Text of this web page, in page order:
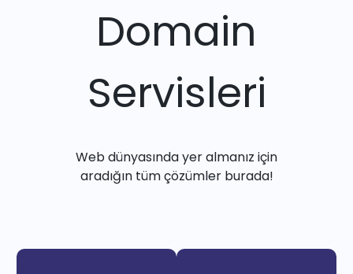
Domain
Servisleri
Web dünyasında yer almanız için
aradığın tüm çözümler burada!